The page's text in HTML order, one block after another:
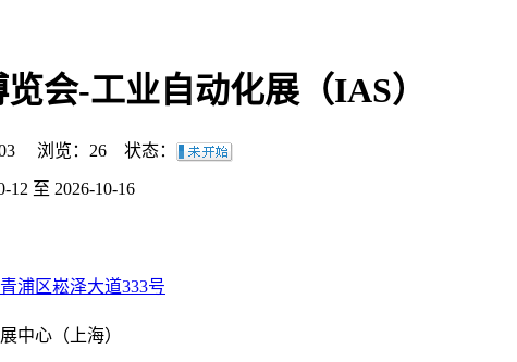
会-工业自动化展（IAS）
03 浏览： 26 状态：
12 至 2026-10-16
青浦区崧泽大道333号
中心（上海）